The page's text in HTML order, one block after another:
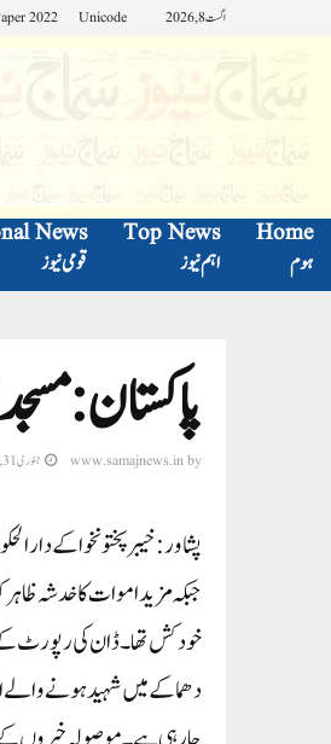
اگست 8, 2026 Unicode
2022
Home
ہوم
Top News
اہم نیوز
News
قومی نیوز
پاکستان: مسجد میں
by
www.samajnews.in جنوری 31, 2023
جبکہ مزید اموات کا خدشہ ظاہر
خودکش تھا۔ڈان کی رپورٹ